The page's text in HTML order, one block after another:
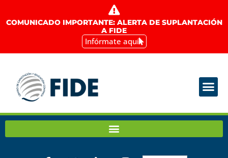
COMUNICADO IMPORTANTE: ALERTA DE SUPLANTACIÓN
A FIDE
Infórmate aquí